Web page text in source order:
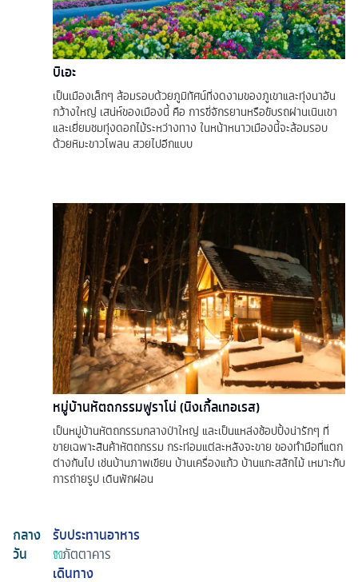
บิเอะ
เป็นเมืองเล็กๆ ล้อมรอบด้วยภูมิทัศน์ที่งดงามของภูเขาและทุ่งนาอัน
กว้างใหญ่ เสน่ห์ของเมืองนี้ คือ การขี่จักรยานหรือขับรถผ่านเนินเขา
และเยี่ยมชมทุ่งดอกไม้ระหว่างทาง ในหน้าหนาวเมืองนี้จะล้อมรอบ
ด้วยหิมะขาวโพลน สวยไปอีกแบบ
หมู่บ้านหัตถกรรมฟูราโน่ (นิงเกิ้ลเทอเรส)
เป็นหมู่บ้านหัตถกรรมกลางป่าใหญ่ และเป็นแหล่งช้อปปิ้งน่ารักๆ ที่
ขายเฉพาะสินค้าหัตถกรรม กระท่อมแต่ละหลังจะขาย ของทำมือที่แตก
ต่างกันไป เช่นบ้านภาพเขียน บ้านเครื่องแก้ว บ้านแกะสลักไม้ เหมาะกับ
การถ่ายรูป เดินพักผ่อน
กลาง
วัน
รับประทานอาหาร
ภัตตาคาร
เดินทาง